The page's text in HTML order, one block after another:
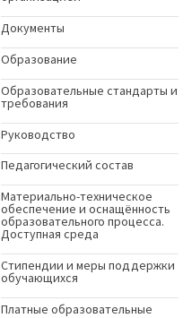
Документы
Образование
Образовательные стандарты и
требования
Руководство
Педагогический состав
Материально-техническое
обеспечение и оснащённость
образовательного процесса.
Доступная среда
Стипендии и меры поддержки
обучающихся
Платные образовательные